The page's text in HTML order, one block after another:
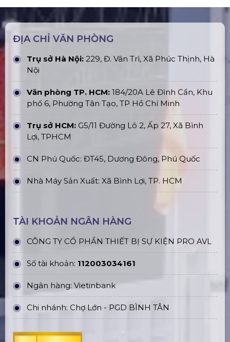
ĐỊA CHỈ VĂN PHÒNG
Trụ sở Hà Nội: 229, Đ. Vân Trì, Xã Phúc Thịnh, Hà
Nội
Văn phòng TP. HCM: 184/20A Lê Đình Cẩn, Khu
phố 6, Phường Tân Tạo, TP Hồ Chí Minh
Trụ sở HCM: G5/11 Đường Lô 2, Ấp 27, Xã Bình
Lợi, TPHCM
CN Phú Quốc: ĐT45, Dương Đông, Phú Quốc
Nhà Máy Sản Xuất: Xã Bình Lợi, TP. HCM
TÀI KHOẢN NGÂN HÀNG
CÔNG TY CỔ PHẦN THIẾT BỊ SỰ KIỆN PRO AVL
Số tài khoản: 112003034161
Ngân hàng: Vietinbank
Chi nhánh: Chợ Lớn - PGD BÌNH TÂN